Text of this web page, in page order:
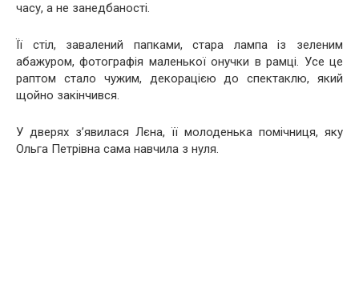
часу, а не занедбаності.
Її стіл, завалений папками, стара лампа із зеленим
абажуром, фотографія маленької онучки в рамці. Усе це
раптом стало чужим, декорацією до спектаклю, який
щойно закінчився.
У дверях з’явилася Лєна, її молоденька помічниця, яку
Ольга Петрівна сама навчила з нуля.